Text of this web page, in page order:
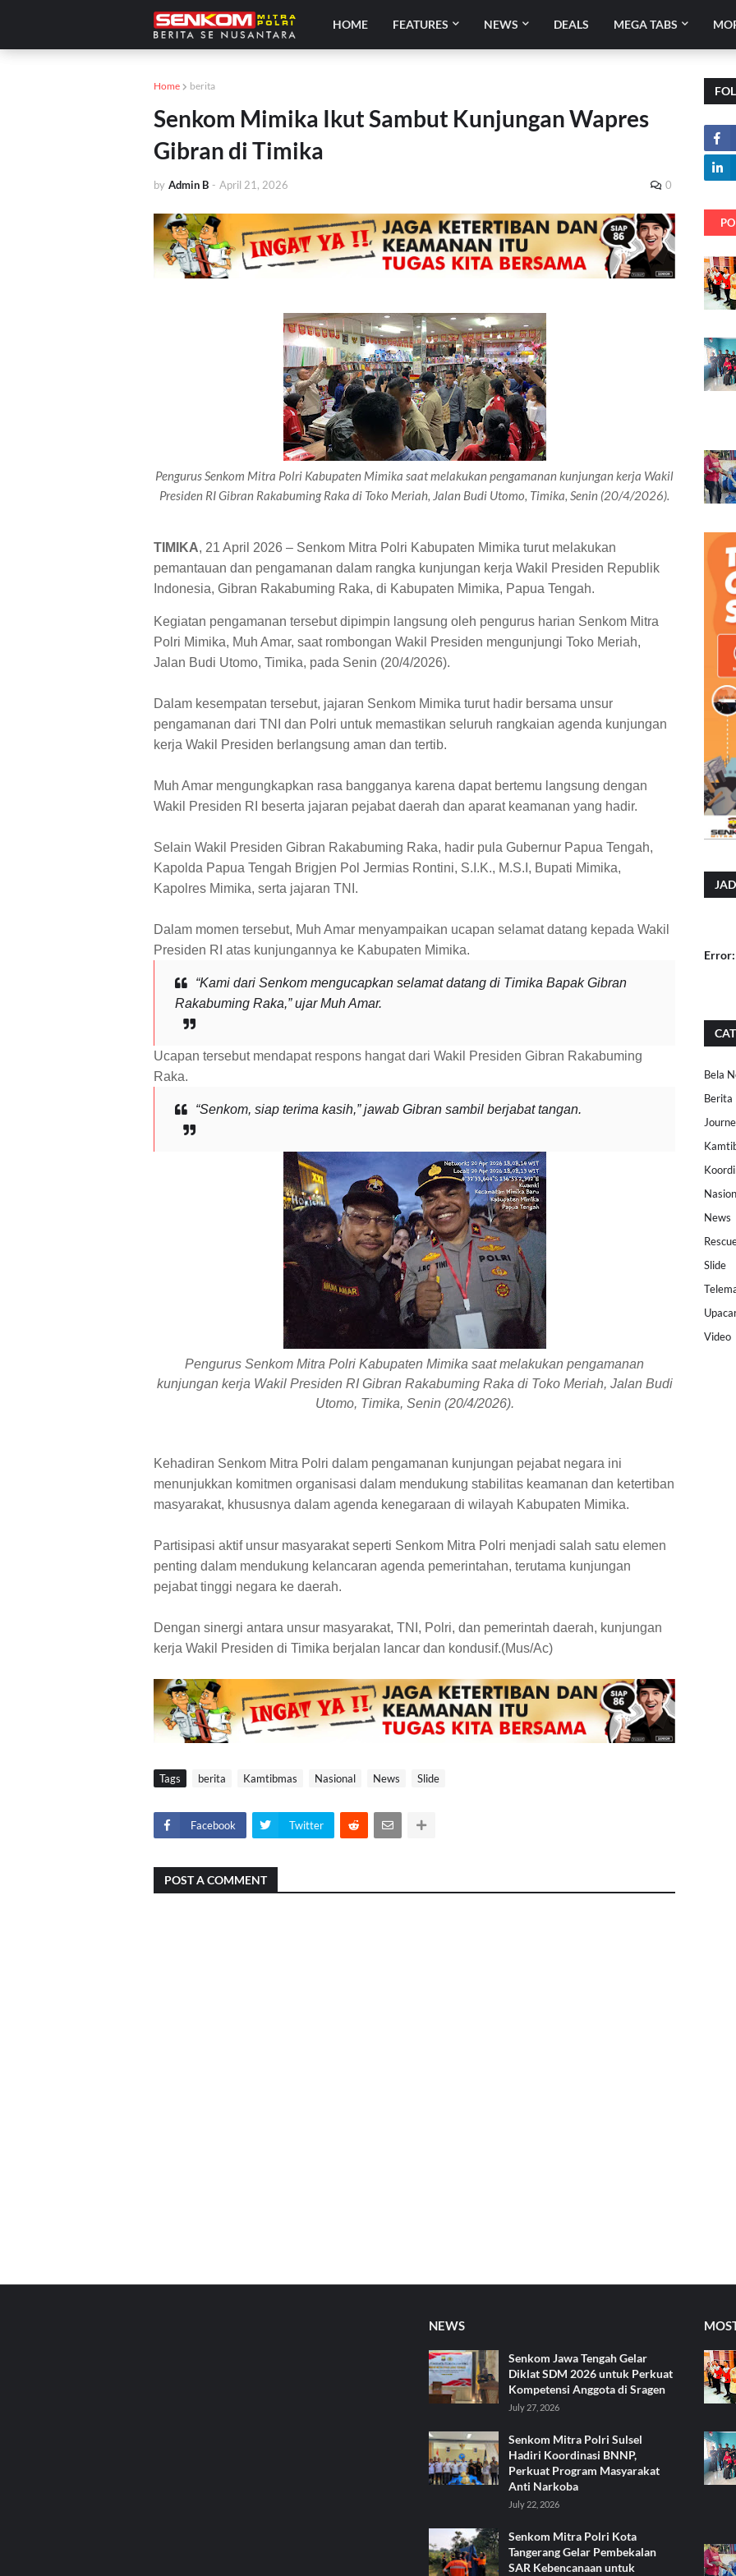
HOME FEATURES NEWS DEALS MEGA TABS
Home berita
Senkom Mimika Ikut Sambut Kunjungan Wapres
Gibran di Timika
by Admin B - April 21, 2026 0
Pengurus Senkom Mitra Polri Kabupaten Mimika saat melakukan pengamanan kunjungan kerja Wakil
Presiden RI Gibran Rakabuming Raka di Toko Meriah, Jalan Budi Utomo, Timika, Senin (20/4/2026).
TIMIKA, 21 April 2026 – Senkom Mitra Polri Kabupaten Mimika turut melakukan
pemantauan dan pengamanan dalam rangka kunjungan kerja Wakil Presiden Republik
Indonesia, Gibran Rakabuming Raka, di Kabupaten Mimika, Papua Tengah.
Kegiatan pengamanan tersebut dipimpin langsung oleh pengurus harian Senkom Mitra
Polri Mimika, Muh Amar, saat rombongan Wakil Presiden mengunjungi Toko Meriah,
Jalan Budi Utomo, Timika, pada Senin (20/4/2026).
Dalam kesempatan tersebut, jajaran Senkom Mimika turut hadir bersama unsur
pengamanan dari TNI dan Polri untuk memastikan seluruh rangkaian agenda kunjungan
kerja Wakil Presiden berlangsung aman dan tertib.
Muh Amar mengungkapkan rasa bangganya karena dapat bertemu langsung dengan
Wakil Presiden RI beserta jajaran pejabat daerah dan aparat keamanan yang hadir.
Selain Wakil Presiden Gibran Rakabuming Raka, hadir pula Gubernur Papua Tengah,
Kapolda Papua Tengah Brigjen Pol Jermias Rontini, S.I.K., M.S.I, Bupati Mimika,
Kapolres Mimika, serta jajaran TNI.
Dalam momen tersebut, Muh Amar menyampaikan ucapan selamat datang kepada Wakil
Presiden RI atas kunjungannya ke Kabupaten Mimika.
“Kami dari Senkom mengucapkan selamat datang di Timika Bapak Gibran
Rakabuming Raka,” ujar Muh Amar.
Ucapan tersebut mendapat respons hangat dari Wakil Presiden Gibran Rakabuming
Raka.
“Senkom, siap terima kasih,” jawab Gibran sambil berjabat tangan.
Pengurus Senkom Mitra Polri Kabupaten Mimika saat melakukan pengamanan
kunjungan kerja Wakil Presiden RI Gibran Rakabuming Raka di Toko Meriah, Jalan Budi
Utomo, Timika, Senin (20/4/2026).
Kehadiran Senkom Mitra Polri dalam pengamanan kunjungan pejabat negara ini
menunjukkan komitmen organisasi dalam mendukung stabilitas keamanan dan ketertiban
masyarakat, khususnya dalam agenda kenegaraan di wilayah Kabupaten Mimika.
Partisipasi aktif unsur masyarakat seperti Senkom Mitra Polri menjadi salah satu elemen
penting dalam mendukung kelancaran agenda pemerintahan, terutama kunjungan
pejabat tinggi negara ke daerah.
Dengan sinergi antara unsur masyarakat, TNI, Polri, dan pemerintah daerah, kunjungan
kerja Wakil Presiden di Timika berjalan lancar dan kondusif.(Mus/Ac)
Tags berita Kamtibmas Nasional News Slide
Facebook Twitter
POST A COMMENT
Error:
Bela
Berita
News
Slide
Video
NEWS
Senkom Jawa Tengah Gelar
Diklat SDM 2026 untuk Perkuat
Kompetensi Anggota di Sragen
July 27, 2026
Senkom Mitra Polri Sulsel
Hadiri Koordinasi BNNP,
Perkuat Program Masyarakat
Anti Narkoba
July 22, 2026
Senkom Mitra Polri Kota
Tangerang Gelar Pembekalan
SAR Kebencanaan untuk